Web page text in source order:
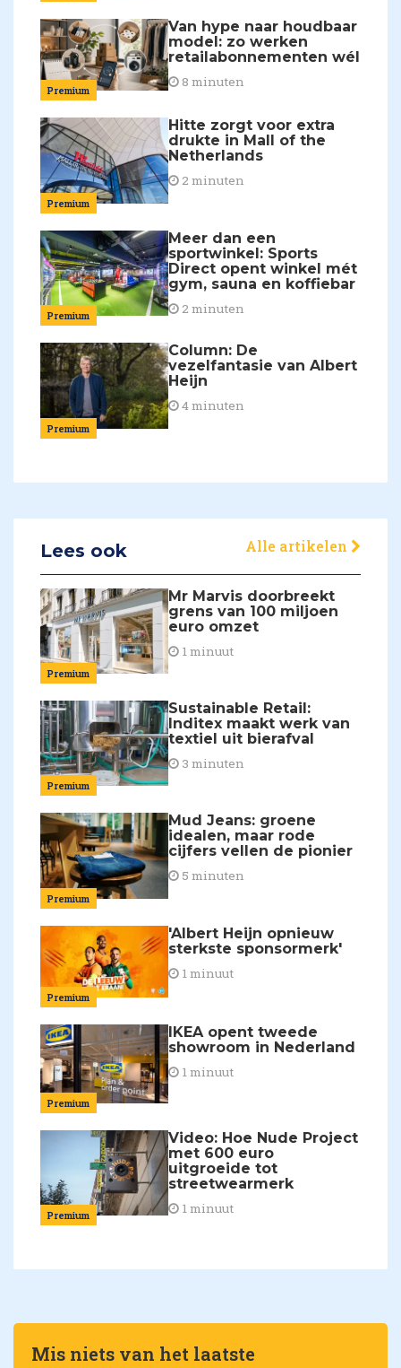
Premium
Van hype naar houdbaar
model: zo werken
retailabonnementen wél
8 minuten
Premium
Hitte zorgt voor extra
drukte in Mall of the
Netherlands
2 minuten
Premium
Meer dan een
sportwinkel: Sports
Direct opent winkel mét
gym, sauna en koffiebar
2 minuten
Premium
Column: De
vezelfantasie van Albert
Heijn
4 minuten
Lees ook Alle artikelen
Premium
Mr Marvis doorbreekt
grens van 100 miljoen
euro omzet
1 minuut
Premium
Sustainable Retail:
Inditex maakt werk van
textiel uit bierafval
3 minuten
Premium
Mud Jeans: groene
idealen, maar rode
cijfers vellen de pionier
5 minuten
Premium
'Albert Heijn opnieuw
sterkste sponsormerk'
1 minuut
Premium
IKEA opent tweede
showroom in Nederland
1 minuut
Premium
Video: Hoe Nude Project
met 600 euro
uitgroeide tot
streetwearmerk
1 minuut
Mis niets van het laatste